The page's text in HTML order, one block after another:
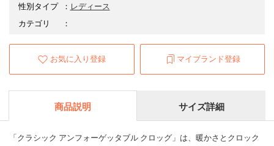
性別タイプ
： レディース
カテゴリ
：
お気に入り登録 マイブランド登録
商品説明 サイズ詳細
「クラシック アンフォーゲッタブル クロッグ」は、暖かさとクロック